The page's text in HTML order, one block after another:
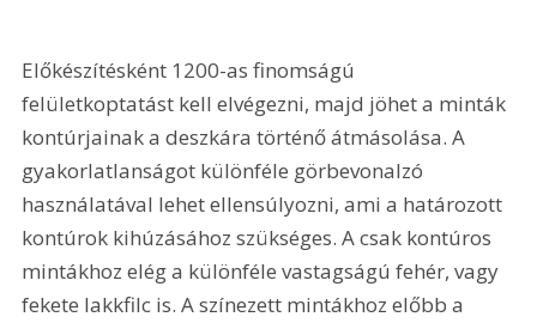
Előkészítésként 1200-as finomságú
felületkoptatást kell elvégezni, majd jöhet a minták
kontúrjainak a deszkára történő átmásolása. A
gyakorlatlanságot különféle görbevonalzó
használatával lehet ellensúlyozni, ami a határozott
kontúrok kihúzásához szükséges. A csak kontúros
mintákhoz elég a különféle vastagságú fehér, vagy
fekete lakkfilc is. A színezett mintákhoz előbb a